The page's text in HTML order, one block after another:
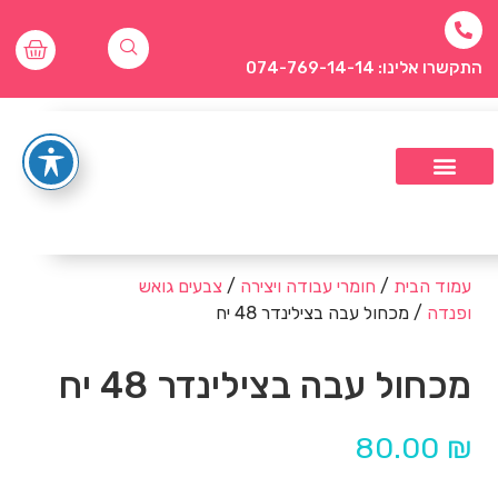
התקשרו אלינו: 074-769-14-14
עמוד הבית / חומרי עבודה ויצירה / צבעים גואש
ופנדה / מכחול עבה בצילינדר 48 יח
מכחול עבה בצילינדר 48 יח
80.00 ₪